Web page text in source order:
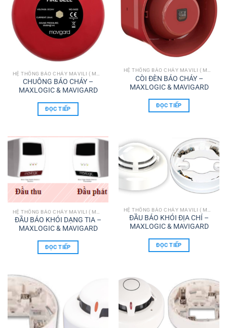
CHUÔNG BÁO CHÁY –
MAXLOGIC & MAVIGARD
ĐỌC TIẾP
HỆ THỐNG BÁO CHÁY MAVILI ( MAXLOGIC & MAVIGARD)
CÒI ĐÈN BÁO CHÁY –
MAXLOGIC & MAVIGARD
ĐỌC TIẾP
ĐẦU BÁO KHÓI DẠNG TIA –
MAXLOGIC & MAVIGARD
ĐỌC TIẾP
ĐẦU BÁO KHÓI ĐỊA CHỈ –
MAXLOGIC & MAVIGARD
ĐỌC TIẾP